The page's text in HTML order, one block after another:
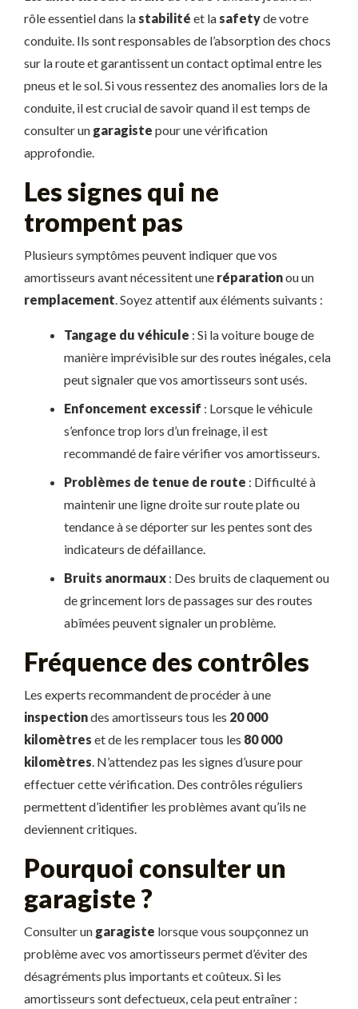
rôle essentiel dans la stabilité et la safetyde votre
conduite. Ils sont responsables de l’absorption des chocs
sur la route et garantissent un contact optimal entre les
pneus et le sol. Si vous ressentez des anomalies lors de la
conduite, il est crucial de savoir quand il est temps de
consulter un garagiste pour une vérification
approfondie.
Les signes qui ne
trompent pas
Plusieurs symptômes peuvent indiquer que vos
amortisseurs avant nécessitent une réparationou un
remplacement. Soyez attentif aux éléments suivants :
Tangage du véhicule : Si la voiture bouge de
manière imprévisible sur des routes inégales, cela
peut signaler que vos amortisseurs sont usés.
Enfoncement excessif : Lorsque le véhicule
s’enfonce trop lors d’un freinage, il est
recommandé de faire vérifier vos amortisseurs.
Problèmes de tenue de route : Difficulté à
maintenir une ligne droite sur route plate ou
tendance à se déporter sur les pentes sont des
indicateurs de défaillance.
Bruits anormaux: Des bruits de claquement ou
de grincement lors de passages sur des routes
abîmées peuvent signaler un problème.
Fréquence des contrôles
Les experts recommandent de procéder à une
inspectiondes amortisseurs tous les 20 000
kilomètres et de les remplacer tous les 80 000
kilomètres. N’attendez pas les signes d’usure pour
effectuer cette vérification. Des contrôles réguliers
permettent d’identifier les problèmes avant qu’ils ne
deviennent critiques.
Pourquoi consulter un
garagiste ?
Consulter un garagiste lorsque vous soupçonnez un
problème avec vos amortisseurs permet d’éviter des
désagréments plus importants et coûteux. Si les
amortisseurs sont defectueux, cela peut entraîner :